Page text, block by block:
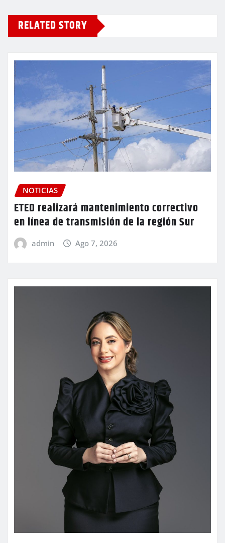
RELATED STORY
NOTICIAS
ETED realizará mantenimiento correctivo
en línea de transmisión de la región Sur
admin Ago 7, 2026